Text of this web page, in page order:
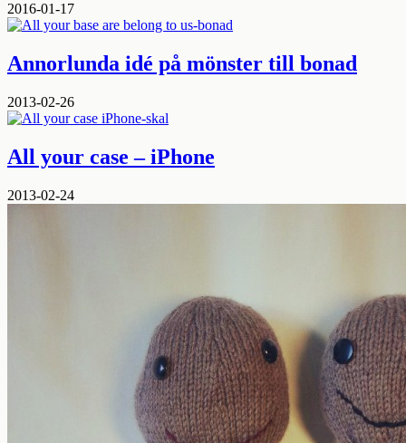
2016-01-17
Annorlunda idé på mönster till bonad
2013-02-26
All your case – iPhone
2013-02-24